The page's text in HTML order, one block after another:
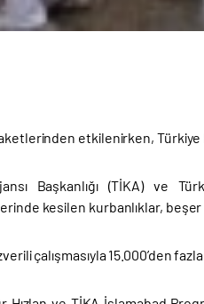
etkilenirken, Türkiye
Başkanlığı (TİKA) ve
kesilen kurbanlıklar,
çalışmasıyla 15.000’den